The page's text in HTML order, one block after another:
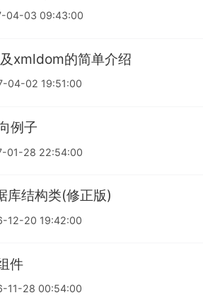
04-03 09:43:00
xmldom的简单介绍
04-02 19:51:00
例子
01-28 22:54:00
结构类(修正版)
12-20 19:42:00
件
11-28 00:54:00